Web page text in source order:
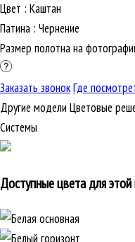
Цвет : Каштан
Патина : Чернение
Размер полотна на
Заказать звонокГде
Другие модели Цветовые
Cистемы
Доступные цвета для